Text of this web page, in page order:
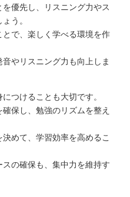
優先し、リスニング力やス
う。
で、楽しく学べる環境を作
やリスニング力も向上しま
つけることも大切です。
保し、勉強のリズムを整え
めて、学習効率を高めるこ
の確保も、集中力を維持す